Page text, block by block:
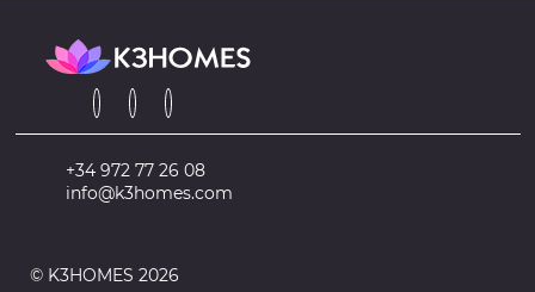
+34 972 77 26 08
info@k3homes.com
© K3HOMES 2026